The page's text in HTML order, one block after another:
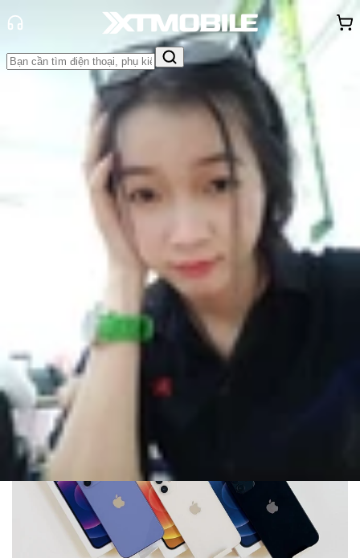
Trang chủ
Đánh Giá - Trên Tay So SánhTư vấn
Khuyến
Thủ thuậtHỏi đápApp - GameThông báo
Khách
hàng - Sự kiện
Lên đời iPhone 13 từ iPhone 12 cần
lưu ý điều gì?
Nguyễn Phan Thảo Nguyên
09/07/2022
Cập nhật: 09/07/2022
Theo dõi XTMobile trên